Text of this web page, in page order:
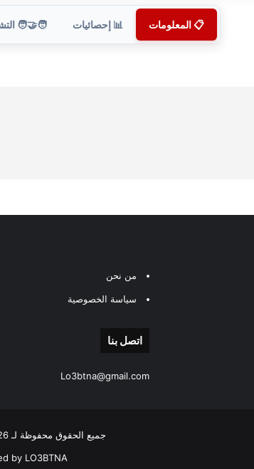
📋 المعلومات 📊 إحصائيات 🧑‍🤝‍🧑
من نحن
سياسة الخصوصية
اتصل بنا
Lo3btna@gmail.com
جميع الحقوق محفوظة لـ Lo3BTNA 2026 ©
by LO3BTNA